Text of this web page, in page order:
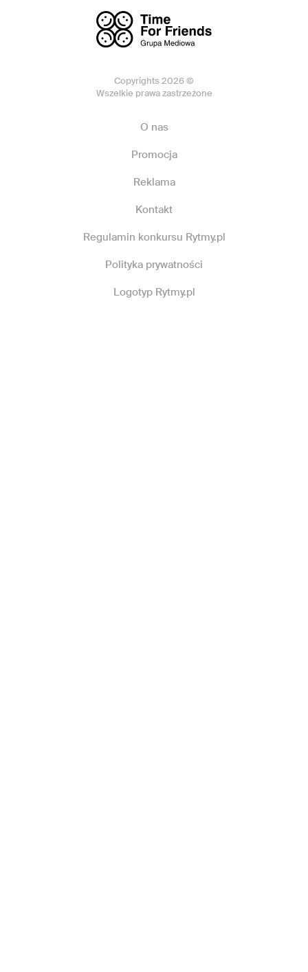
Copyrights 2026 ©
Wszelkie prawa zastrzeżone
O nas
Promocja
Reklama
Kontakt
Regulamin konkursu Rytmy.pl
Polityka prywatności
Logotyp Rytmy.pl